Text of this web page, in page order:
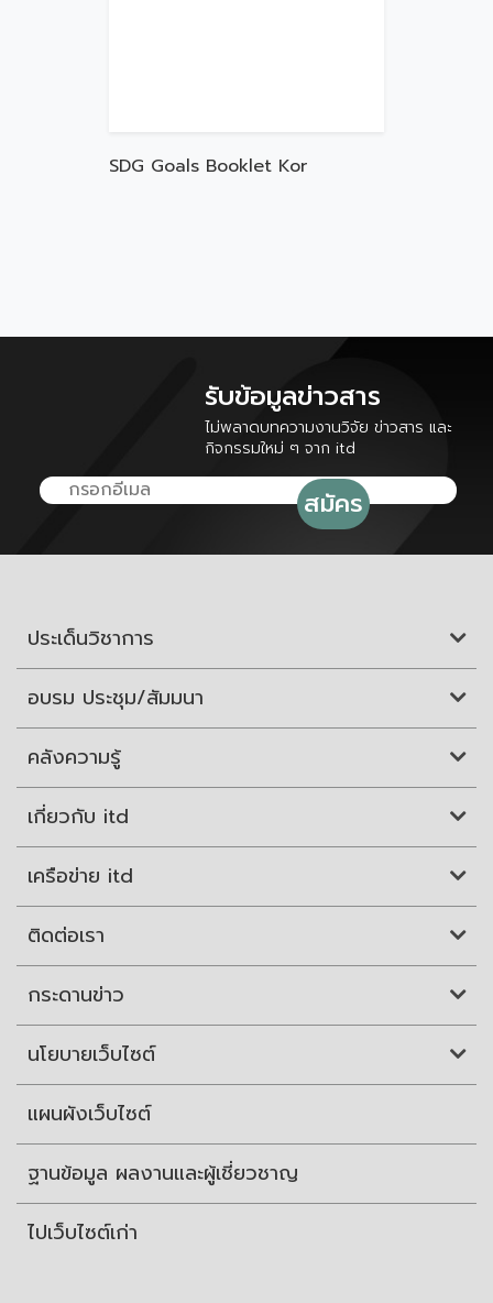
SDG Goals Booklet Kor
รับข้อมูลข่าวสาร
ไม่พลาดบทความงานวิจัย ข่าวสาร และ
กิจกรรมใหม่ ๆ จาก itd
ประเด็นวิชาการ
อบรม ประชุม/สัมมนา
คลังความรู้
เกี่ยวกับ itd
เครือข่าย itd
ติดต่อเรา
กระดานข่าว
นโยบายเว็บไซต์
แผนผังเว็บไซต์
ฐานข้อมูล ผลงานและผู้เชี่ยวชาญ
ไปเว็บไซต์เก่า